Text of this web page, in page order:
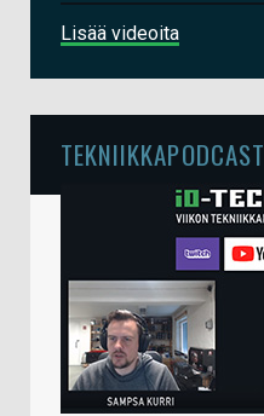
Lisää videoita
TEKNIIKKAPODCAST